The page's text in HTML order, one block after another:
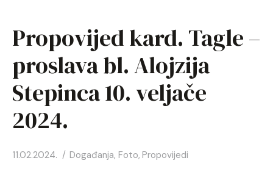
DE
IT
KO
ES
Propovijed kard. Tagle –
proslava bl. Alojzija
Stepinca 10. veljače
2024.
11.02.2024. Događanja, Foto, Propovijedi